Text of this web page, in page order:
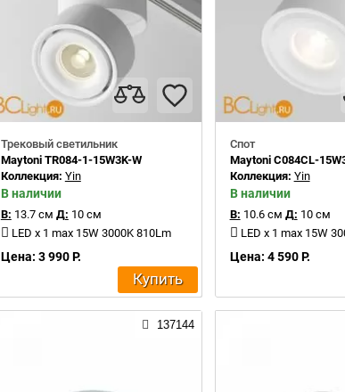
Трековый светильник
Maytoni TR084-1-15W3K-W
Коллекция: Yin
В наличии
В: 13.7 см Д: 10 см
LED x 1 max 15W 3000K 810Lm
Цена: 3 990 Р.
Купить
Спот
Maytoni C084CL-
Коллекция: Yin
В наличии
В: 10.6 см Д: 10 см
LED x 1 max 15W
Цена: 4 590 Р.
137144